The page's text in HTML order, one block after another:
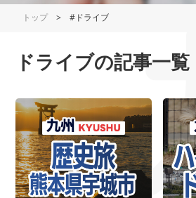
トップ >#ドライブ
ドライブの記事一覧